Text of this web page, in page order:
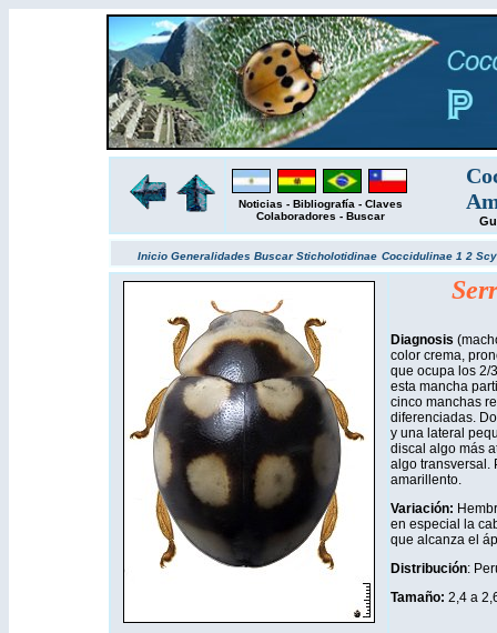
Noticias - Bibliografía - Claves
Colaboradores - Buscar
Inicio Generalidades BuscarSticholotidinae Coccidulinae 1 2
Diagnosis
color crema,
que ocupa los 2/
esta mancha
cinco manchas
diferenciadas.
y una lateral
discal algo más
algo transversal.
amarillento.
Variación:
en especial la
que alcanza el
Distribución:
Tamaño: 2,4 a